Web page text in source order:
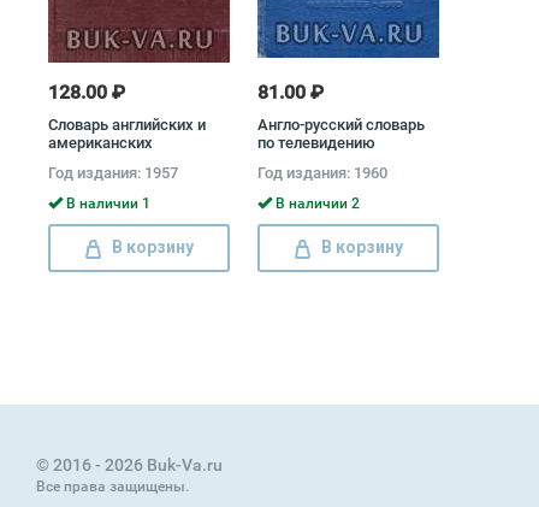
128.00 ₽
Словарь английских и
американских
Год издания: 1957
В наличии 1
В корзину
81.00 ₽
Англо-русский словарь
по телевидению
Год издания: 1960
В наличии 2
В корзину
© 2016 - 2026 Buk-Va.ru
Все права защищены.